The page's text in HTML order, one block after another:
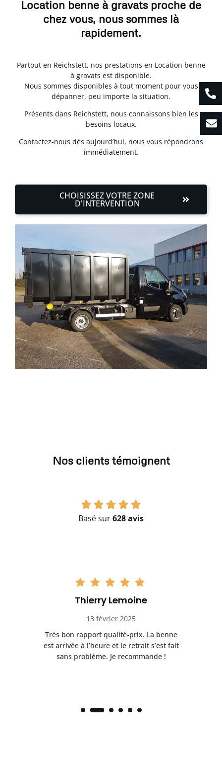
Location benne à gravats proche de
chez vous, nous sommes là
rapidement.
Partout en Reichstett, nos prestations en Location benne
à gravats est disponible.
Nous sommes disponibles à tout moment pour vous
dépanner, peu importe la situation.
Présents dans Reichstett, nous connaissons bien les
besoins locaux.
Contactez-nous dès aujourd’hui, nous vous répondrons
immédiatement.
CHOISISSEZ VOTRE ZONE
D'INTERVENTION
Nos clients témoignent
Basé sur628 avis
Thierry Lemoine
13 février 2025
Très bon rapport qualité-prix. La benne
est arrivée à l’heure et le retrait s’est fait
sans problème. Je recommande !